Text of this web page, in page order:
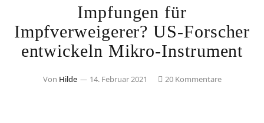
Impfungen für
Impfverweigerer? US-Forscher
entwickeln Mikro-Instrument
Von Hilde 14. Februar 2021 20 Kommentare